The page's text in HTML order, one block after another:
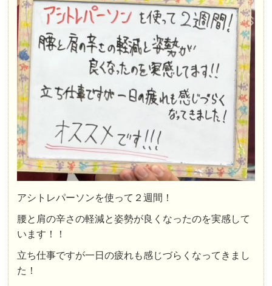
アシトレパーソンを使って２週間！
腰と肩の辛さの軽減と姿勢が良くなったのを実感して
います！！
立ち仕事ですが一日の疲れも感じづらくなってきまし
た！